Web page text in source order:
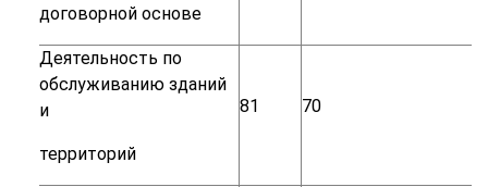
договорной основе
Деятельность по
обслуживанию зданий
и
территорий
81 70